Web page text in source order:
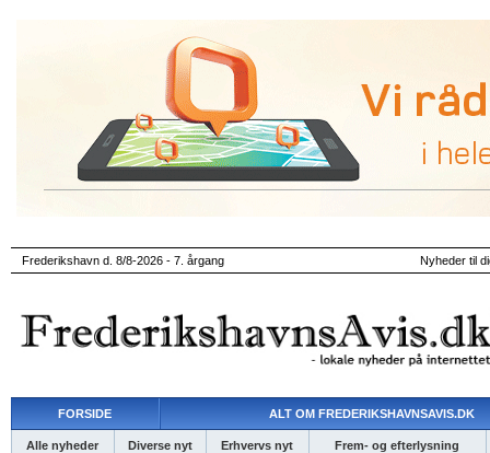
Frederikshavn d. 8/8-2026 - 7. årgang Nyheder til
FORSIDE ALT OM FREDERIKSHAVNSAVIS.DK
Alle nyheder Diverse nyt Erhvervs nyt Frem- og efterlysning